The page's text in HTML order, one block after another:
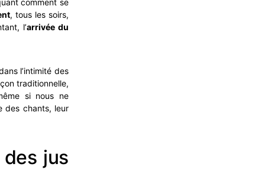
comment se
, tous les soirs,
l’arrivée du
l’intimité des
traditionnelle,
si nous ne
des chants, leur
jus